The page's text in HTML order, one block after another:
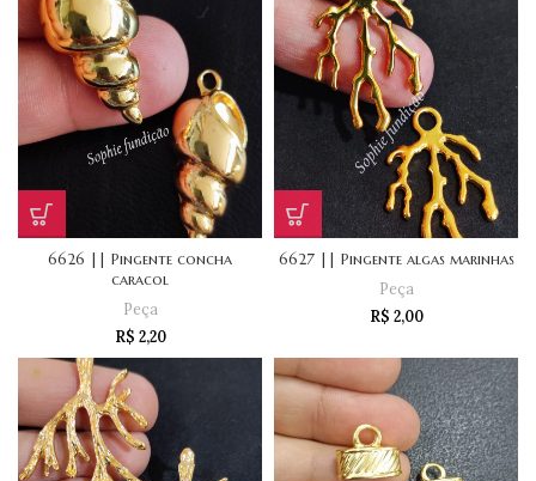
6626 || Pingente concha
caracol
Peça
R$ 2,20
6627 || Pingente algas marinhas
Peça
R$ 2,00